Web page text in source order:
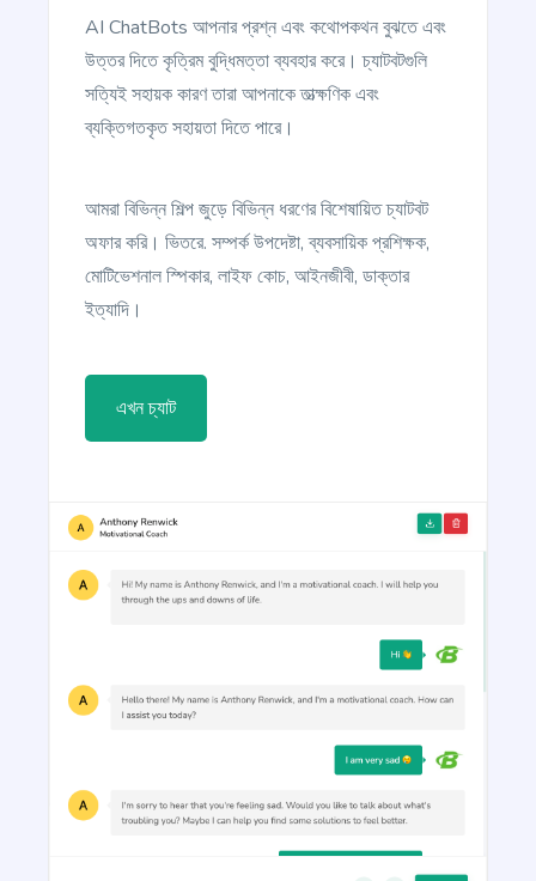
Create a fully complete high quality article from a
title and outline text.
Article Rewriter
content on a consistent basis.
AI ChatBots আপনার প্রশ্ন এবং কথোপকথন বুঝতে এবং
উত্তর দিতে কৃত্রিম বুদ্ধিমত্তা ব্যবহার করে। চ্যাটবটগুলি
সত্যিই সহায়ক কারণ তারা আপনাকে তাত্ক্ষণিক এবং
ব্যক্তিগতকৃত সহায়তা দিতে পারে।
আমরা বিভিন্ন শিল্প জুড়ে বিভিন্ন ধরণের বিশেষায়িত চ্যাটবট
অফার করি। ভিতরে. সম্পর্ক উপদেষ্টা, ব্যবসায়িক প্রশিক্ষক,
মোটিভেশনাল স্পিকার, লাইফ কোচ, আইনজীবী, ডাক্তার
ইত্যাদি।
এখন চ্যাট